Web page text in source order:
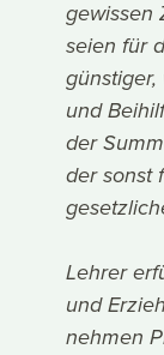
gewissen
seien für
und
der
der sonst
Lehrer
und
nehmen